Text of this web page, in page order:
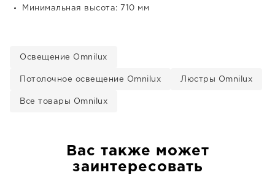
Минимальная высота: 710 мм
Освещение Omnilux
Потолочное освещение Omnilux Люстры Omnilux
Все товары Omnilux
Вас также может
заинтересовать